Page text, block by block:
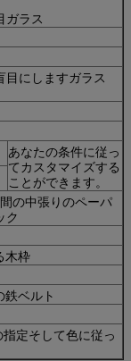
ガラス
目にしますガラス
あなたの条件に従っ
てカスタマイズする
ことができます。
の中張りのペーパ
ク
木枠
鉄ベルト
定そして色に従っ